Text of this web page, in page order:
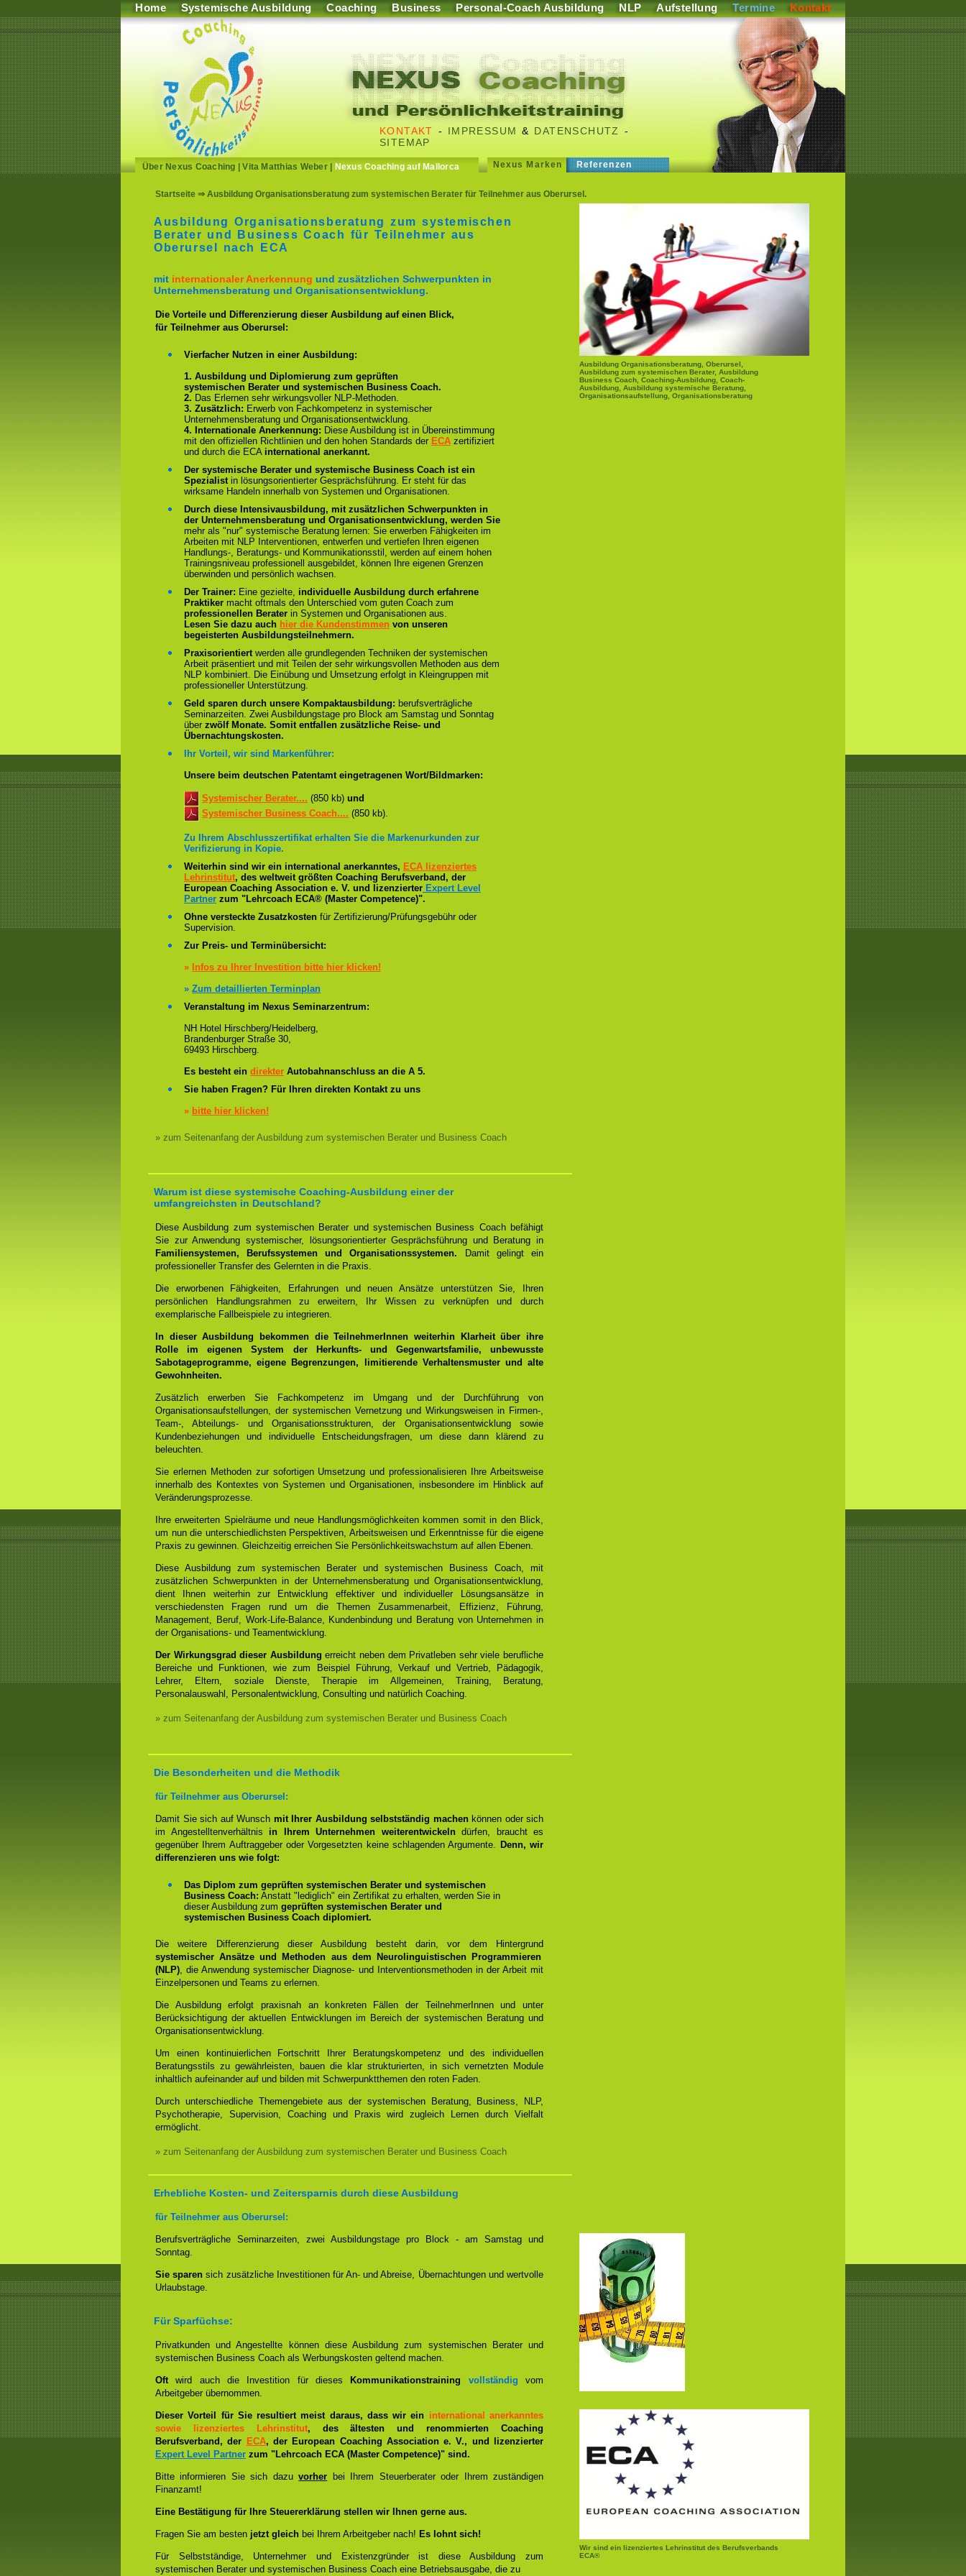
Home Systemische Ausbildung Coaching Business Personal-Coach Ausbildung NLP Aufstellung Termine Kontakt
KONTAKT - IMPRESSUM & DATENSCHUTZ
-
SITEMAP
Über Nexus Coaching |Vita Matthias Weber| Nexus Coaching auf Mallorca Nexus Marken Referenzen
Startseite ⇒ Ausbildung Organisationsberatung zum systemischen Berater für Teilnehmer aus Oberursel.
Ausbildung Organisationsberatung, Oberursel,
Ausbildung zum systemischen Berater, Ausbildung
Business Coach, Coaching-Ausbildung, Coach-
Ausbildung, Ausbildung systemische Beratung,
Organisationsaufstellung, Organisationsberatung
Ausbildung Organisationsberatung zum systemischen
Berater und Business Coach für Teilnehmer aus
Oberursel nach ECA
mit internationaler Anerkennung und zusätzlichen Schwerpunkten in
Unternehmensberatung und Organisationsentwicklung.
Die Vorteile und Differenzierung dieser Ausbildung auf einen Blick,
für Teilnehmer aus Oberursel:
Vierfacher Nutzen in einer Ausbildung:
1. Ausbildung und Diplomierung zum geprüften
systemischen Berater und systemischen Business Coach.
2. Das Erlernen sehr wirkungsvoller NLP-Methoden.
3. Zusätzlich: Erwerb von Fachkompetenz in systemischer
Unternehmensberatung und Organisationsentwicklung.
4. Internationale Anerkennung: Diese Ausbildung ist in Übereinstimmung
mit den offiziellen Richtlinien und den hohen Standards der ECA zertifiziert
und durch die ECA international anerkannt.
Der systemische Berater und systemische Business Coach ist ein
Spezialist in lösungsorientierter Gesprächsführung. Er steht für das
wirksame Handeln innerhalb von Systemen und Organisationen.
Durch diese Intensivausbildung, mit zusätzlichen Schwerpunkten in
der Unternehmensberatung und Organisationsentwicklung, werden Sie
mehr als "nur" systemische Beratung lernen: Sie erwerben Fähigkeiten im
Arbeiten mit NLP Interventionen, entwerfen und vertiefen Ihren eigenen
Handlungs-, Beratungs- und Kommunikationsstil, werden auf einem hohen
Trainingsniveau professionell ausgebildet, können Ihre eigenen Grenzen
überwinden und persönlich wachsen.
Der Trainer: Eine gezielte, individuelle Ausbildung durch erfahrene
Praktiker macht oftmals den Unterschied vom guten Coach zum
professionellen Berater in Systemen und Organisationen aus.
Lesen Sie dazu auch hier die Kundenstimmen von unseren
begeisterten Ausbildungsteilnehmern.
Praxisorientiertwerden alle grundlegenden Techniken der systemischen
Arbeit präsentiert und mit Teilen der sehr wirkungsvollen Methoden aus dem
NLP kombiniert. Die Einübung und Umsetzung erfolgt in Kleingruppen mit
professioneller Unterstützung.
Geld sparen durch unsere Kompaktausbildung: berufsverträgliche
Seminarzeiten. Zwei Ausbildungstage pro Block am Samstag und Sonntag
über zwölf Monate. Somit entfallen zusätzliche Reise- und
Übernachtungskosten.
Ihr Vorteil, wir sind Markenführer:
Unsere beim deutschen Patentamt eingetragenen Wort/Bildmarken:
Systemischer Berater.... (850 kb) und
Systemischer Business Coach.... (850 kb).
Zu Ihrem Abschlusszertifikat erhalten Sie die Markenurkunden zur
Verifizierung in Kopie.
Weiterhin sind wir ein international anerkanntes, ECA lizenziertes
Lehrinstitut, des weltweit größten Coaching Berufsverband, der
European Coaching Association e. V. und lizenzierter Expert Level
Partner zum "Lehrcoach ECA® (Master Competence)".
Ohne versteckte Zusatzkosten für Zertifizierung/Prüfungsgebühr oder
Supervision.
Zur Preis- und Terminübersicht:
» Infos zu Ihrer Investition bitte hier klicken!
» Zum detaillierten Terminplan
Veranstaltung im Nexus Seminarzentrum:
NH Hotel Hirschberg/Heidelberg,
Brandenburger Straße 30,
69493 Hirschberg.
Es besteht ein direkter Autobahnanschluss an die A 5.
Sie haben Fragen? Für Ihren direkten Kontakt zu uns
» bitte hier klicken!
» zum Seitenanfang der Ausbildung zum systemischen Berater und Business Coach
Warum ist diese systemische Coaching-Ausbildung einer der
umfangreichsten in Deutschland?
Diese Ausbildung zum systemischen Berater und systemischen Business Coach befähigt
Sie zur Anwendung systemischer, lösungsorientierter Gesprächsführung und Beratung in
Familiensystemen, Berufssystemen und Organisationssystemen. Damit gelingt ein
professioneller Transfer des Gelernten in die Praxis.
Die erworbenen Fähigkeiten, Erfahrungen und neuen Ansätze unterstützen Sie, Ihren
persönlichen Handlungsrahmen zu erweitern, Ihr Wissen zu verknüpfen und durch
exemplarische Fallbeispiele zu integrieren.
In dieser Ausbildung bekommen die TeilnehmerInnen weiterhin Klarheit über ihre
Rolle im eigenen System der Herkunfts- und Gegenwartsfamilie, unbewusste
Sabotageprogramme, eigene Begrenzungen, limitierende Verhaltensmuster und alte
Gewohnheiten.
Zusätzlich erwerben Sie Fachkompetenz im Umgang und der Durchführung von
Organisationsaufstellungen, der systemischen Vernetzung und Wirkungsweisen in Firmen-,
Team-, Abteilungs- und Organisationsstrukturen, der Organisationsentwicklung sowie
Kundenbeziehungen und individuelle Entscheidungsfragen, um diese dann klärend zu
beleuchten.
Sie erlernen Methoden zur sofortigen Umsetzung und professionalisieren Ihre Arbeitsweise
innerhalb des Kontextes von Systemen und Organisationen, insbesondere im Hinblick auf
Veränderungsprozesse.
Ihre erweiterten Spielräume und neue Handlungsmöglichkeiten kommen somit in den Blick,
um nun die unterschiedlichsten Perspektiven, Arbeitsweisen und Erkenntnisse für die eigene
Praxis zu gewinnen. Gleichzeitig erreichen Sie Persönlichkeitswachstum auf allen Ebenen.
Diese Ausbildung zum systemischen Berater und systemischen Business Coach, mit
zusätzlichen Schwerpunkten in der Unternehmensberatung und Organisationsentwicklung,
dient Ihnen weiterhin zur Entwicklung effektiver und individueller Lösungsansätze in
verschiedensten Fragen rund um die Themen Zusammenarbeit, Effizienz, Führung,
Management, Beruf, Work-Life-Balance, Kundenbindung und Beratung von Unternehmen in
der Organisations- und Teamentwicklung.
Der Wirkungsgrad dieser Ausbildung erreicht neben dem Privatleben sehr viele berufliche
Bereiche und Funktionen, wie zum Beispiel Führung, Verkauf und Vertrieb, Pädagogik,
Lehrer, Eltern, soziale Dienste, Therapie im Allgemeinen, Training, Beratung,
Personalauswahl, Personalentwicklung, Consulting und natürlich Coaching.
» zum Seitenanfang der Ausbildung zum systemischen Berater und Business Coach
Die Besonderheiten und die Methodik
für Teilnehmer aus Oberursel:
Damit Sie sich auf Wunsch mit Ihrer Ausbildung selbstständig machenkönnen oder sich
im Angestelltenverhältnis in Ihrem Unternehmen weiterentwickelndürfen, braucht es
gegenüber Ihrem Auftraggeber oder Vorgesetzten keine schlagenden Argumente. Denn, wir
differenzieren uns wie folgt:
Das Diplom zum geprüften systemischen Berater und systemischen
Business Coach: Anstatt "lediglich" ein Zertifikat zu erhalten, werden Sie in
dieser Ausbildung zum geprüften systemischen Berater und
systemischen Business Coach diplomiert.
Die weitere Differenzierung dieser Ausbildung besteht darin, vor dem Hintergrund
systemischer Ansätze und Methoden aus dem Neurolinguistischen Programmieren
(NLP), die Anwendung systemischer Diagnose- und Interventionsmethoden in der Arbeit mit
Einzelpersonen und Teams zu erlernen.
Die Ausbildung erfolgt praxisnah an konkreten Fällen der TeilnehmerInnen und unter
Berücksichtigung der aktuellen Entwicklungen im Bereich der systemischen Beratung und
Organisationsentwicklung.
Um einen kontinuierlichen Fortschritt Ihrer Beratungskompetenz und des individuellen
Beratungsstils zu gewährleisten, bauen die klar strukturierten, in sich vernetzten Module
inhaltlich aufeinander auf und bilden mit Schwerpunktthemen den roten Faden.
Durch unterschiedliche Themengebiete aus der systemischen Beratung, Business, NLP,
Psychotherapie, Supervision, Coaching und Praxis wird zugleich Lernen durch Vielfalt
ermöglicht.
» zum Seitenanfang der Ausbildung zum systemischen Berater und Business Coach
Erhebliche Kosten- und Zeitersparnis durch diese Ausbildung
für Teilnehmer aus Oberursel:
Berufsverträgliche Seminarzeiten, zwei Ausbildungstage pro Block - am Samstag und
Sonntag.
Sie sparensich zusätzliche Investitionen für An- und Abreise, Übernachtungen und wertvolle
Urlaubstage.
Für Sparfüchse:
Privatkunden und Angestellte können diese Ausbildung zum systemischen Berater und
systemischen Business Coach als Werbungskosten geltend machen.
Oftwird auch die Investition für dieses Kommunikationstraining vollständig vom
Arbeitgeber übernommen.
Wir sind ein lizenziertes Lehrinstitut des Berufsverbands
ECA®
Dieser Vorteil für Sie resultiert meist daraus, dass wir ein international anerkanntes
sowie lizenziertes Lehrinstitut, des ältesten und renommierten Coaching
Berufsverband, der ECA, der European Coaching Association e. V., und lizenzierter
Expert Level Partner zum "Lehrcoach ECA (Master Competence)" sind.
Bitte informieren Sie sich dazuvorher bei Ihrem Steuerberater oder Ihrem zuständigen
Finanzamt!
Eine Bestätigung für Ihre Steuererklärung stellen wir Ihnen gerne aus.
Fragen Sie am besten jetzt gleich bei Ihrem Arbeitgeber nach! Es lohnt sich!
Für Selbstständige, Unternehmer und Existenzgründer ist diese Ausbildung zum
systemischen Berater und systemischen Business Coach eine Betriebsausgabe, die zu